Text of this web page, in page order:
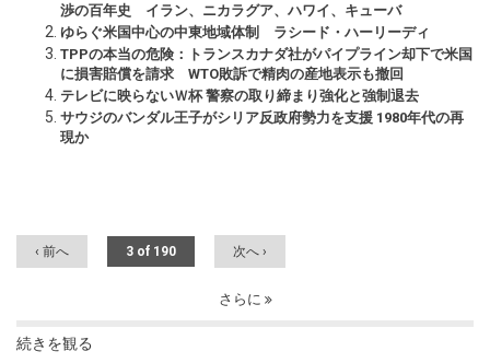
渉の百年史 イラン、ニカラグア、ハワイ、キューバ
ゆらぐ米国中心の中東地域体制 ラシード・ハーリーディ
TPPの本当の危険：トランスカナダ社がパイプライン却下で米国
に損害賠償を請求 WTO敗訴で精肉の産地表示も撤回
テレビに映らないＷ杯 警察の取り締まり強化と強制退去
サウジのバンダル王子がシリア反政府勢力を支援 1980年代の再
現か
‹ 前へ 3 of 190 次へ ›
さらに
続きを観る